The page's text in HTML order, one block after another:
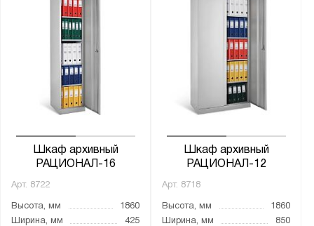
Шкаф архивный
РАЦИОНАЛ-16
Арт. 8722
Высота, мм
1860
Ширина, мм
425
Шкаф архивный
РАЦИОНАЛ-12
Арт. 8718
Высота, мм
1860
Ширина, мм
850
Ширина, мм:
от до
Количество дверей:
1